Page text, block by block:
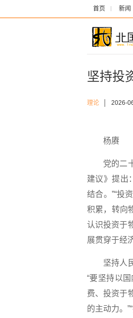
首页 新闻
坚持投
理论 2026-
杨赓
党的二十
建议》提出
结合。”“投
积累，转向
认识投资于
展贯穿于经
坚持人民
“要坚持以
费、投资于
的主动力。